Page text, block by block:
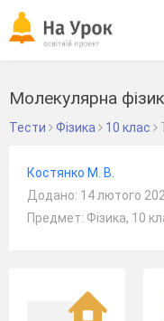
Молекулярна
Тести Фізика 10 клас
Костянко М. В.
Додано: 14 лютого
Предмет: Фізика, 10